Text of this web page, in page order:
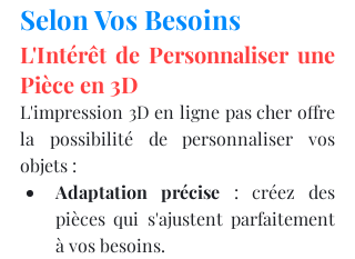
Selon Vos Besoins
L'Intérêt de Personnaliser une
Pièce en 3D
L'impression 3D en ligne pas cher offre
la possibilité de personnaliser vos
objets :​
Adaptation précise : créez des
pièces qui s'ajustent parfaitement
à vos besoins.